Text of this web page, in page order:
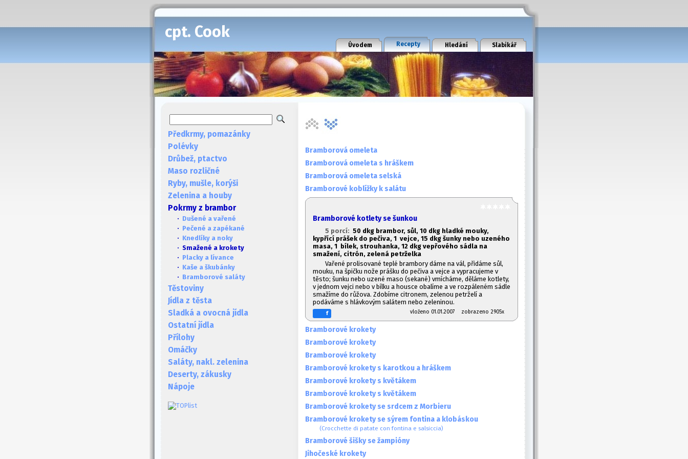
cpt. Cook
Úvodem Recepty Hledání Slabikář
Předkrmy, pomazánky
Polévky
Drůbež, ptactvo
Maso rozličné
Ryby, mušle, korýši
Zelenina a houby
Pokrmy z brambor
· Dušené a vařené
· Pečené a zapékané
· Knedlíky a noky
· Smažené a krokety
· Placky a lívance
· Kaše a škubánky
· Bramborové saláty
Těstoviny
Jídla z těsta
Sladká a ovocná jídla
Ostatní jídla
Přílohy
Omáčky
Saláty, nakl. zelenina
Deserty, zákusky
Nápoje
Bramborová omeleta
Bramborová omeleta s hráškem
Bramborová omeleta selská
Bramborové koblížky k salátu
Bramborové kotlety se šunkou
5 porcí: 50 dkg brambor, sůl, 10 dkg hladké mouky,
kypřící prášek do pečiva, 1 vejce, 15 dkg šunky nebo uzeného
masa, 1 bílek, strouhanka, 12 dkg vepřového sádla na
smažení, citrón, zelená petrželka
Vařené prolisované teplé brambory dáme na vál, přidáme sůl,
mouku, na špičku nože prášku do pečiva a vejce a vypracujeme v
těsto; šunku nebo uzené maso (sekané) vmícháme, děláme kotlety,
v jednom vejci nebo v bílku a housce obalíme a ve rozpáleném sádle
smažíme do růžova. Zdobíme citronem, zelenou petrželí a
podáváme s hlávkovým salátem nebo zeleninou.
f vloženo 01.01.2007 zobrazeno 2905x
Bramborové krokety
Bramborové krokety
Bramborové krokety
Bramborové krokety s karotkou a hráškem
Bramborové krokety s květákem
Bramborové krokety s květákem
Bramborové krokety se srdcem z Morbieru
Bramborové krokety se sýrem fontina a klobáskou
(Crocchette di patate con fontina e salsiccia)
Bramborové šišky se žampióny
Jihočeské krokety